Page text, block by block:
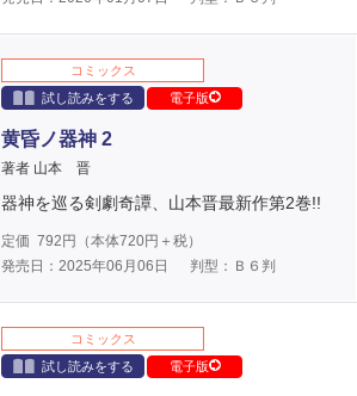
コミックス
試し読みをする
電子版
黄昏ノ器神 2
著者 山本 晋
器神を巡る剣劇奇譚、山本晋最新作第2巻!!
定価 792 円（本体720円＋税）
発売日：2025年06月06日
判型：Ｂ６判
コミックス
試し読みをする
電子版